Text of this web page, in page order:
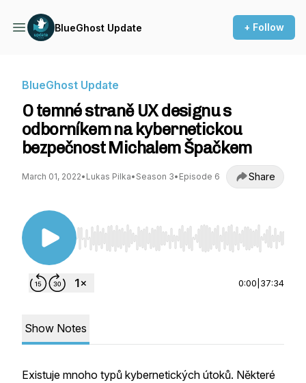
BlueGhost Update + Follow
BlueGhost Update
O temné straně UX designu s
odborníkem na kybernetickou
bezpečnost Michalem Špačkem
March 01, 2022• Lukas Pilka• Season 3• Episode 6 Share
Use Left/Right to seek, Home/End to jump to
0:00 37:34
Show Notes
Existuje mnoho typů kybernetických útoků. Některé